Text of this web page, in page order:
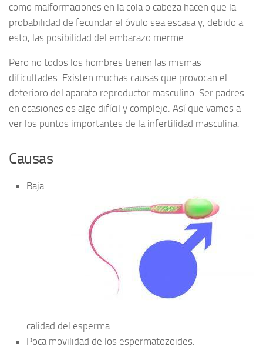
como malformaciones en la cola o cabeza hacen que la
probabilidad de fecundar el óvulo sea escasa y, debido a
esto, las posibilidad del embarazo merme.
Pero no todos los hombres tienen las mismas
dificultades. Existen muchas causas que provocan el
deterioro del aparato reproductor masculino. Ser padres
en ocasiones es algo difícil y complejo. Así que vamos a
ver los puntos importantes de la infertilidad masculina.
Causas
Baja
calidad del esperma.
Poca movilidad de los espermatozoides.